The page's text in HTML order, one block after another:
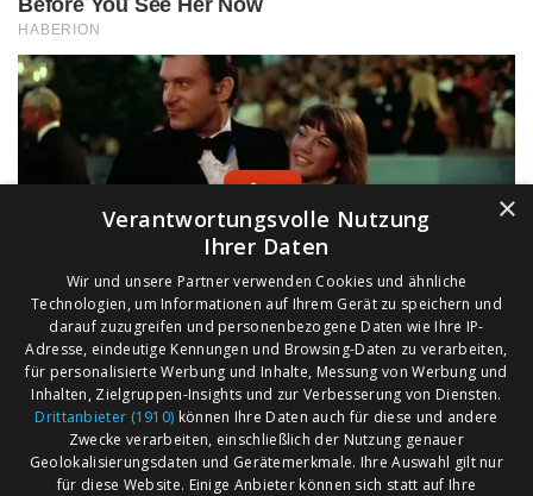
×
Verantwortungsvolle Nutzung
Ihrer Daten
Wir und unsere Partner verwenden Cookies und ähnliche
Technologien, um Informationen auf Ihrem Gerät zu speichern und
darauf zuzugreifen und personenbezogene Daten wie Ihre IP-
Adresse, eindeutige Kennungen und Browsing-Daten zu verarbeiten,
für personalisierte Werbung und Inhalte, Messung von Werbung und
Inhalten, Zielgruppen-Insights und zur Verbesserung von Diensten.
Drittanbieter (1910) können Ihre Daten auch für diese und andere
Zwecke verarbeiten, einschließlich der Nutzung genauer
Geolokalisierungsdaten und Gerätemerkmale. Ihre Auswahl gilt nur
für diese Website. Einige Anbieter können sich statt auf Ihre